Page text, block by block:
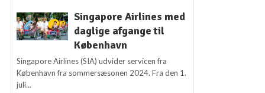
Singapore Airlines med
daglige afgange til
København
Singapore Airlines (SIA) udvider servicen fra
København fra sommersæsonen 2024. Fra den 1.
juli...